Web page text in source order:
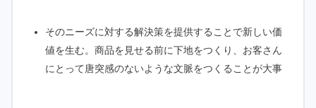
そのニーズに対する解決策を提供することで新しい価
値を生む。商品を見せる前に下地をつくり、お客さん
にとって唐突感のないような文脈をつくることが大事